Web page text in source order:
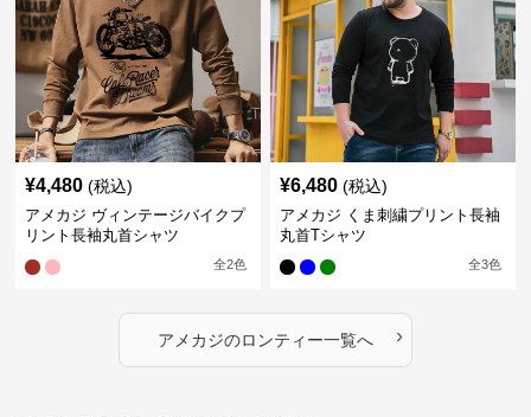
¥4,480 (税込)
アメカジ ヴィンテージバイクプ
リント長袖丸首シャツ
全2色
¥6,480 (税込)
アメカジ くま刺繍プリント長袖
丸首Tシャツ
全3色
アメカジのロンティー一覧へ ›